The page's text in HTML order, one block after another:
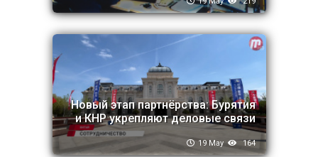
Новый этап партнёрства: Бурятия
и КНР укрепляют деловые связи
19 May 164